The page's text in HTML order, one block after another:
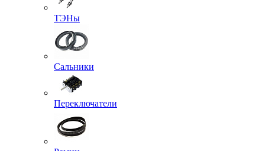
ТЭНы
Сальники
Переключатели